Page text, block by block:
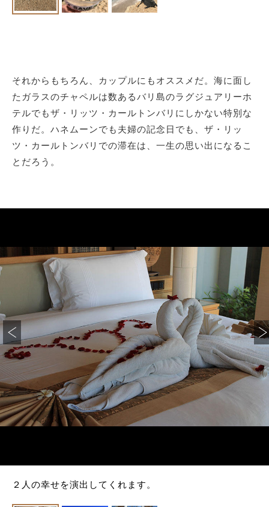
それからもちろん、カップルにもオススメだ。海に面し
たガラスのチャペルは数あるバリ島のラグジュアリーホ
テルでもザ・リッツ・カールトンバリにしかない特別な
作りだ。ハネムーンでも夫婦の記念日でも、ザ・リッ
ツ・カールトンバリでの滞在は、一生の思い出になるこ
とだろう。
２人の幸せを演出してくれます。